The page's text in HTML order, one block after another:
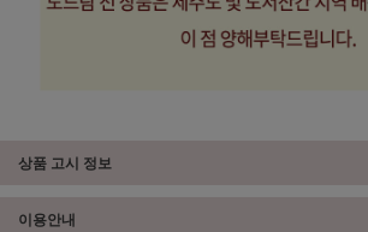
상품 고시 정보
이용안내